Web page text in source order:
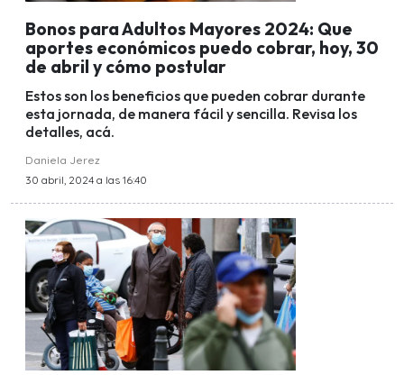
Bonos para Adultos Mayores 2024: Que
aportes económicos puedo cobrar, hoy, 30
de abril y cómo postular
Estos son los beneficios que pueden cobrar durante
esta jornada, de manera fácil y sencilla. Revisa los
detalles, acá.
Daniela Jerez
30 abril, 2024 a las 16:40